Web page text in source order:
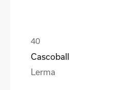
Cascoball
Lerma